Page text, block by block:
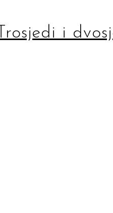
Trosjedi i